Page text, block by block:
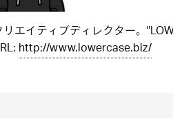
リエイティブディレクター。
http://www.lowercase.biz/